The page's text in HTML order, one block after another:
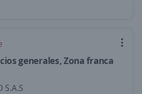
generales, Zona franca
S.A.S